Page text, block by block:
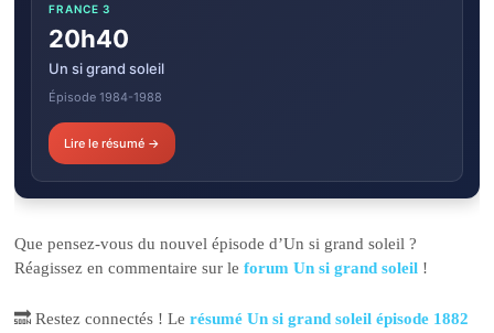
FRANCE 3
20h40
Un si grand soleil
Épisode 1984-1988
Lire le résumé →
Que pensez-vous du nouvel épisode d’Un si grand soleil ?
Réagissez en commentaire sur leforum Un si grand soleil !
🔜 Restez connectés ! Lerésumé Un si grand soleil épisode 1882